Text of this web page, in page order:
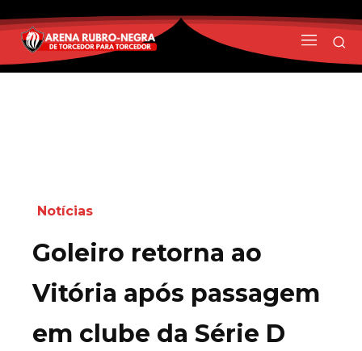
Notícias
Goleiro retorna ao
Vitória após passagem
em clube da Série D